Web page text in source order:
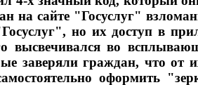
на сайте "Госуслуг"
но их доступ в
высвечивался во
заверяли граждан, что от
оформить